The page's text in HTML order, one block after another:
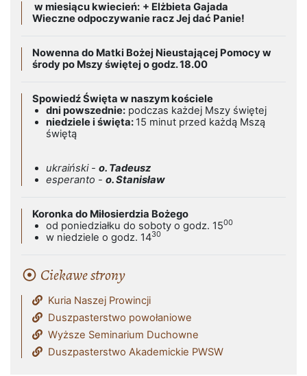
w miesiącu kwiecień: + Elżbieta Gajada
Wieczne odpoczywanie racz Jej dać Panie!
Nowenna do Matki Bożej Nieustającej Pomocy w
środy po Mszy świętej o godz. 18.00
Spowiedź Święta w naszym kościele
dni powszednie: podczas każdej Mszy świętej
niedziele i święta: 15 minut przed każdą Mszą
świętą
ukraiński - o. Tadeusz
esperanto - o. Stanisław
Koronka do Miłosierdzia Bożego
od poniedziałku do soboty o godz. 1500
w niedziele o godz. 1430
Ciekawe strony
Kuria Naszej Prowincji
Duszpasterstwo powołaniowe
Wyższe Seminarium Duchowne
Duszpasterstwo Akademickie PWSW